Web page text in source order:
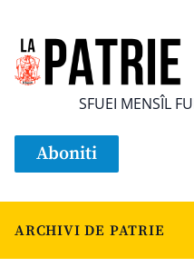
SFUEI MENSÎL
Aboniti
ARCHIVI DE PATRIE